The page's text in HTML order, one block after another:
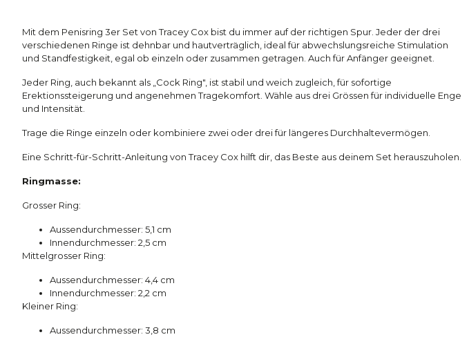
Mit dem Penisring 3er Set von Tracey Cox bist du immer auf der richtigen Spur. Jeder der drei
verschiedenen Ringe ist dehnbar und hautverträglich, ideal für abwechslungsreiche Stimulation
und Standfestigkeit, egal ob einzeln oder zusammen getragen. Auch für Anfänger geeignet.
Jeder Ring, auch bekannt als „Cock Ring", ist stabil und weich zugleich, für sofortige
Erektionssteigerung und angenehmen Tragekomfort. Wähle aus drei Grössen für individuelle Enge
und Intensität.
Trage die Ringe einzeln oder kombiniere zwei oder drei für längeres Durchhaltevermögen.
Eine Schritt-für-Schritt-Anleitung von Tracey Cox hilft dir, das Beste aus deinem Set herauszuholen.
Ringmasse:
Grosser Ring:
Aussendurchmesser: 5,1 cm
Innendurchmesser: 2,5 cm
Mittelgrosser Ring:
Aussendurchmesser: 4,4 cm
Innendurchmesser: 2,2 cm
Kleiner Ring:
Aussendurchmesser: 3,8 cm